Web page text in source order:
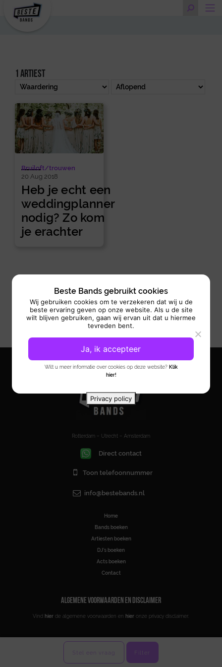
1 artiest
Stel een vraag Filter
Bruiloft/trouwen
20 Aug 2018
Heb je echt een
weddingplanner
nodig? Zo kom
je erachter
Rotterdam – Utrecht – Amsterdam
Direct contact
Toon telefoonnummer
info@bestebands.nl
Home
Bands boeken
Artiesten boeken
DJ’s boeken
Acts boeken
Contact
ALGEMENE VOORWAARDEN EN DISCLAIMER
Vind hier de algemene voorwaarden en hier onze privacy disclaimer.
Beste Bands gebruikt cookies
Wij gebruiken cookies om te verzekeren dat wij u de
beste ervaring geven op onze website. Als u de site
wilt blijven gebruiken, gaan wij ervan uit dat u hiermee
tevreden bent.
Wilt u meer informatie over cookies op deze website? Klik
hier!
Ja, ik accepteer
Privacy policy